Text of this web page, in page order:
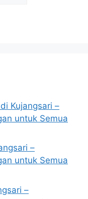
Kujangsari –
untuk Semua
–
untuk Semua
–